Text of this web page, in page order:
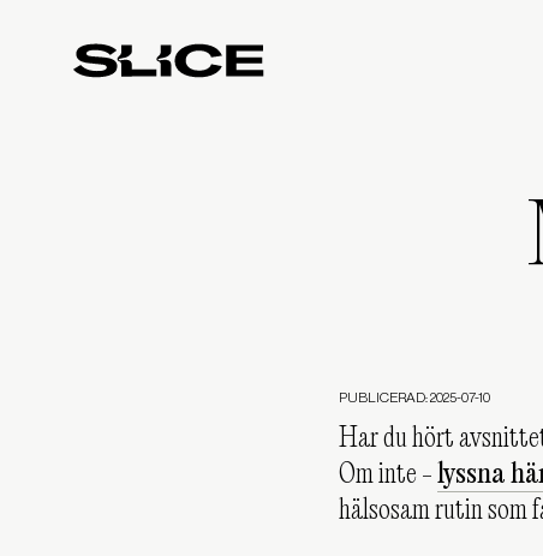
Slice
PUBLICERAD: 2025-07-10
Har du hört
Om inte -lyssna
hälsosam rutin som